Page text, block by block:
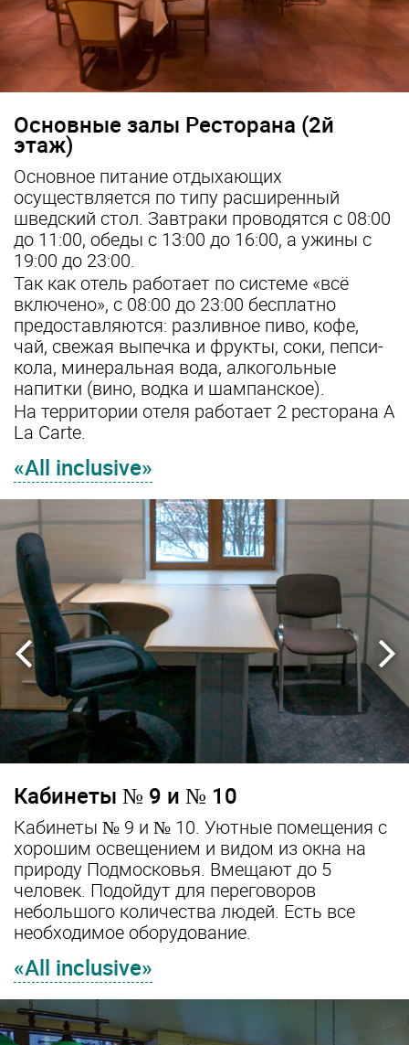
Основные залы Ресторана (2й
этаж)
Основное питание отдыхающих
осуществляется по типу расширенный
шведский стол. Завтраки проводятся с 08:00
до 11:00, обеды с 13:00 до 16:00, а ужины с
19:00 до 23:00.
Так как отель работает по системе «всё
включено», с 08:00 до 23:00 бесплатно
предоставляются: разливное пиво, кофе,
чай, свежая выпечка и фрукты, соки, пепси-
кола, минеральная вода, алкогольные
напитки (вино, водка и шампанское).
На территории отеля работает 2 ресторана A
La Carte.
«All inclusive»
Кабинеты № 9 и № 10
Кабинеты № 9 и № 10. Уютные помещения с
хорошим освещением и видом из окна на
природу Подмосковья. Вмещают до 5
человек. Подойдут для переговоров
небольшого количества людей. Есть все
необходимое оборудование.
«All inclusive»